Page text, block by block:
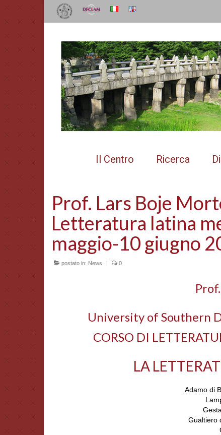
Il Centro Ricerca
Prof. Lars Boje
Letteratura latina
maggio-10 giugno
postato in: News | 0
University of Southern
CORSO DI
LA
Adamo di
Gualtiero